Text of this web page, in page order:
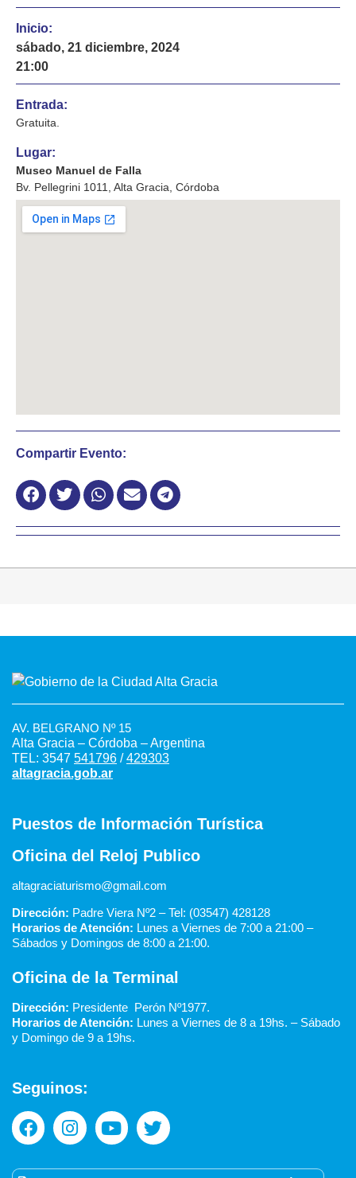
Inicio:
sábado, 21 diciembre, 2024
21:00
Entrada:
Gratuita.
Lugar:
Museo Manuel de Falla
Bv. Pellegrini 1011, Alta Gracia, Córdoba
Compartir Evento:
AV. BELGRANO Nº 15
Alta Gracia – Córdoba – Argentina
TEL: 3547 541796 /429303
altagracia.gob.ar
Puestos de Información Turística
Oficina del Reloj Publico
altagraciaturismo@gmail.com
Dirección: Padre Viera Nº2 – Tel: (03547) 428128
Horarios de Atención: Lunes a Viernes de 7:00 a 21:00 –
Sábados y Domingos de 8:00 a 21:00.
Oficina de la Terminal
Dirección: Presidente Perón Nº1977.
Horarios de Atención: Lunes a Viernes de 8 a 19hs. – Sábado
y Domingo de 9 a 19hs.
Seguinos: